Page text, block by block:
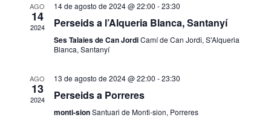
and
AGO
14
2024
14 de agosto de 2024 @ 22:00 -23:30
Perseids a l’Alqueria Blanca, Santanyí
Ses Talaies de Can JordiCamí de Can Jordi, S'Alqueria
Blanca, Santanyí
AGO
13
2024
13 de agosto de 2024 @ 22:00 -23:30
Perseids a Porreres
monti-sionSantuari de Monti-sion, Porreres